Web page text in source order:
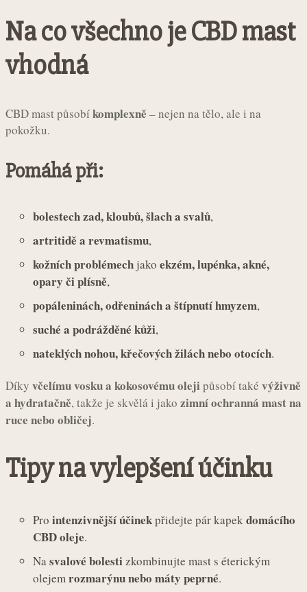
Na co všechno je CBD mast
vhodná
CBD mast působíkomplexně – nejen na tělo, ale i na
pokožku.
Pomáhá při:
bolestech zad, kloubů, šlach a svalů,
artritidě a revmatismu,
kožních problémech jako ekzém, lupénka, akné,
opary či plísně,
popáleninách, odřeninách a štípnutí hmyzem,
suché a podrážděné kůži,
nateklých nohou, křečových žilách nebo otocích.
Díky včelímu vosku a kokosovému oleji působí také výživně
a hydratačně, takže je skvělá i jako zimní ochranná mast na
ruce nebo obličej.
Tipy na vylepšení účinku
Pro intenzivnější účinekpřidejte pár kapekdomácího
CBD oleje.
Nasvalové bolestizkombinujte mast s éterickým
olejemrozmarýnu nebo máty peprné.